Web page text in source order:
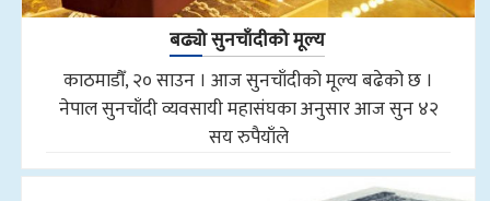
बढ्यो सुनचाँदीको मूल्य
काठमाडौँ, २० साउन । आज सुनचाँदीको मूल्य बढेको छ ।
नेपाल सुनचाँदी व्यवसायी महासंघका अनुसार आज सुन ४२
सय रुपैयाँले